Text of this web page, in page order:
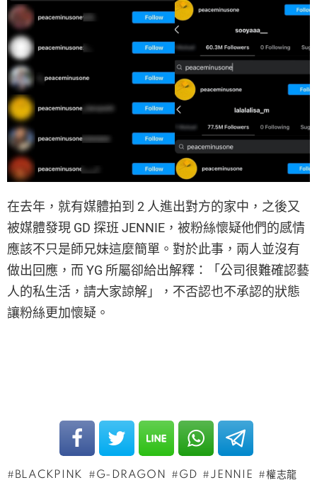
在去年，就有媒體拍到 2 人進出對方的家中，之後又
被媒體發現 GD 探班 JENNIE，被粉絲懷疑他們的感情
應該不只是師兄妹這麼簡單。對於此事，兩人並沒有
做出回應，而 YG 所屬卻給出解釋：「公司很難確認藝
人的私生活，請大家諒解」，不否認也不承認的狀態
讓粉絲更加懷疑。
BLACKPINK G-DRAGON GD JENNIE 權志龍